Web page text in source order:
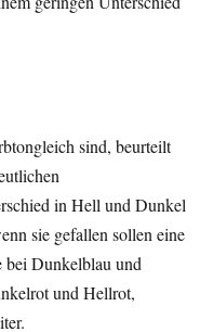
sind, beurteilt
in Hell und Dunkel
sie gefallen sollen eine
bei Dunkelblau und
und Hellrot,